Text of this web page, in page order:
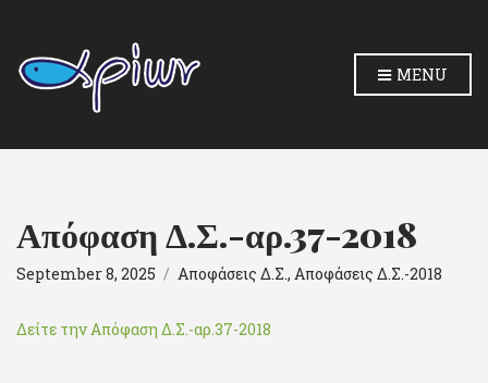
MENU
Απόφαση Δ.Σ.-αρ.37-2018
September 8, 2025 Αποφάσεις Δ.Σ., Αποφάσεις Δ.Σ.-2018
Δείτε την Απόφαση Δ.Σ.-αρ.37-2018